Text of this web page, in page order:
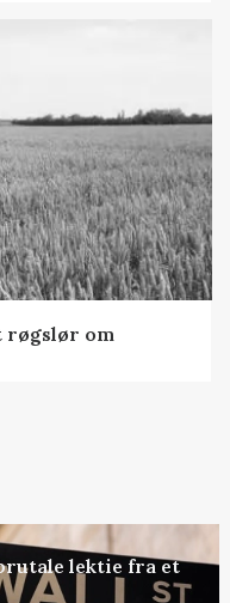
røgslør om
lektie fra et